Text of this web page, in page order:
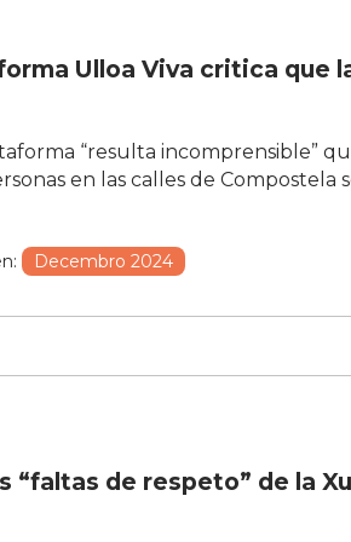
Ulloa Viva critica que
“resulta incomprensible”
en las calles de Compostela
Decembro 2024
“faltas de respeto” de la